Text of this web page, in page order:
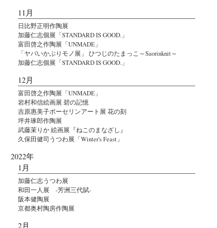
11月
日比野正明作陶展
加藤仁志個展「STANDARD IS GOOD.」
富田啓之作陶展「UNMADE」
「ヤバいかぶりモノ展」 ひつじのたまっこ～Saorinknit～
加藤仁志個展「STANDARD IS GOOD.」
12月
富田啓之作陶展「UNMADE」
岩村和信絵画展 碧の記憶
吉原惠美子ポーセリンアート展 花の刻
坪井琢郎作陶展
武藤茉りか 絵画展『ねこのまなざし』
久保田健司うつわ展「Winter's Feast」
2022年
1月
加藤仁志うつわ展
和田一人展 -芳洲三代賦-
阪本健陶展
京都奥村陶房作陶展
2月